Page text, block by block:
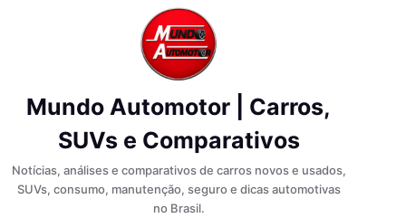
Mundo Automotor | Carros,
SUVs e Comparativos
Notícias, análises e comparativos de carros novos e usados,
SUVs, consumo, manutenção, seguro e dicas automotivas
no Brasil.